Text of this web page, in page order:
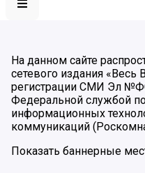
На данном сайте
сетевого издания «Весь
регистрации СМИ Эл
Федеральной службой
информационных
коммуникаций
Показать баннерные